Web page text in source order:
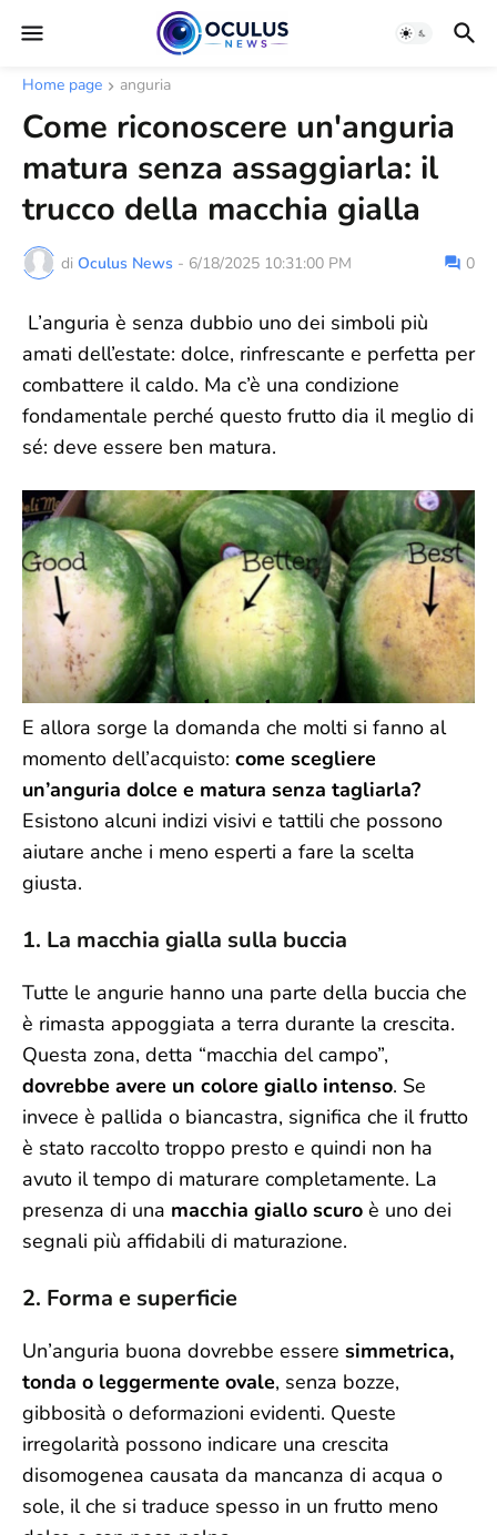
Home page anguria
Come riconoscere un'anguria
matura senza assaggiarla: il
trucco della macchia gialla
di Oculus News - 6/18/2025 10:31:00 PM 0
L’anguria è senza dubbio uno dei simboli più
amati dell’estate: dolce, rinfrescante e perfetta per
combattere il caldo. Ma c’è una condizione
fondamentale perché questo frutto dia il meglio di
sé: deve essere ben matura.
E allora sorge la domanda che molti si fanno al
momento dell’acquisto: come scegliere
un’anguria dolce e matura senza tagliarla?
Esistono alcuni indizi visivi e tattili che possono
aiutare anche i meno esperti a fare la scelta
giusta.
1. La macchia gialla sulla buccia
Tutte le angurie hanno una parte della buccia che
è rimasta appoggiata a terra durante la crescita.
Questa zona, detta “macchia del campo”,
dovrebbe avere un colore giallo intenso. Se
invece è pallida o biancastra, significa che il frutto
è stato raccolto troppo presto e quindi non ha
avuto il tempo di maturare completamente. La
presenza di una macchia giallo scuro è uno dei
segnali più affidabili di maturazione.
2. Forma e superficie
Un’anguria buona dovrebbe essere simmetrica,
tonda o leggermente ovale, senza bozze,
gibbosità o deformazioni evidenti. Queste
irregolarità possono indicare una crescita
disomogenea causata da mancanza di acqua o
sole, il che si traduce spesso in un frutto meno